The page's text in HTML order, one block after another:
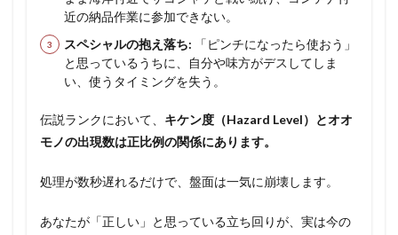
近の納品作業に参加できない。
スペシャルの抱え落ち: 「ピンチになったら使おう」
と思っているうちに、自分や味方がデスしてしま
い、使うタイミングを失う。
伝説ランクにおいて、 キケン度（Hazard Level）とオオ
モノの出現数は正比例の関係にあります。
処理が数秒遅れるだけで、盤面は一気に崩壊します。
あなたが「正しい」と思っている立ち回りが、実は今の